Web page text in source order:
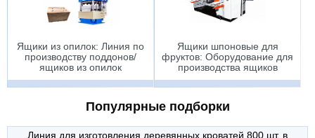
Ящики из опилок: Линия по
производству поддонов/
ящиков из опилок
Ящики шпоновые для
фруктов: Оборудование для
производства ящиков
Популярные подборки
Линия для изготовления деревянных кроватей 800 шт. в